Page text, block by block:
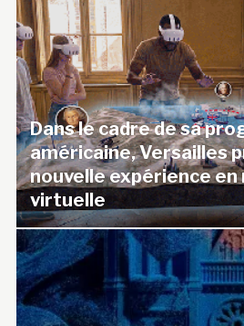
Dans le cadre de sa
américaine, Versailles
nouvelle expérience
virtuelle